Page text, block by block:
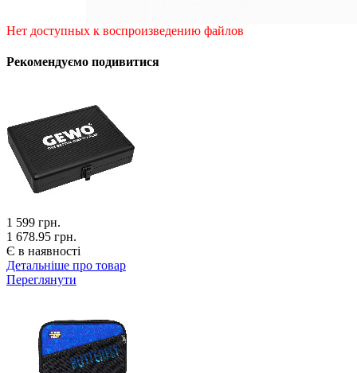
Нет доступных к воспроизведению файлов
Рекомендуємо подивитися
1 599 грн.
1 678.95 грн.
Є в наявності
Детальніше про товар
Переглянути